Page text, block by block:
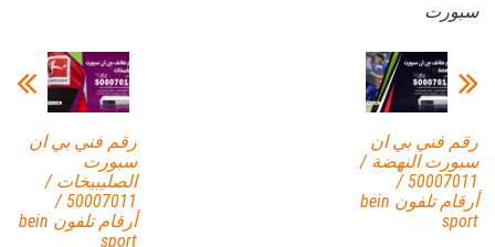
سبورت
رقم فني بي ان
سبورت
الصليبيخات /
50007011 /
أرقام تلفون bein
sport
رقم فني بي ان
سبورت النهضة /
50007011 /
أرقام تلفون bein
sport